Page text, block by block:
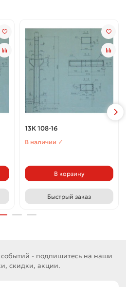
13К 108-16
В наличии ✓
В корзину
Быстрый заказ
событий - подпишитесь на наши
скидки, акции.